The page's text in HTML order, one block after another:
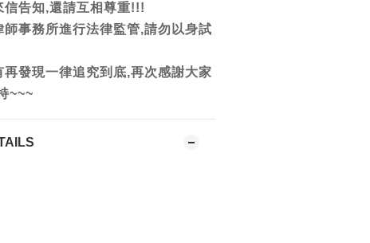
信告知,還請互相尊重!!!
事務所進行法律監管,請勿以身試
發現一律追究到底,再次感謝大家
~~~